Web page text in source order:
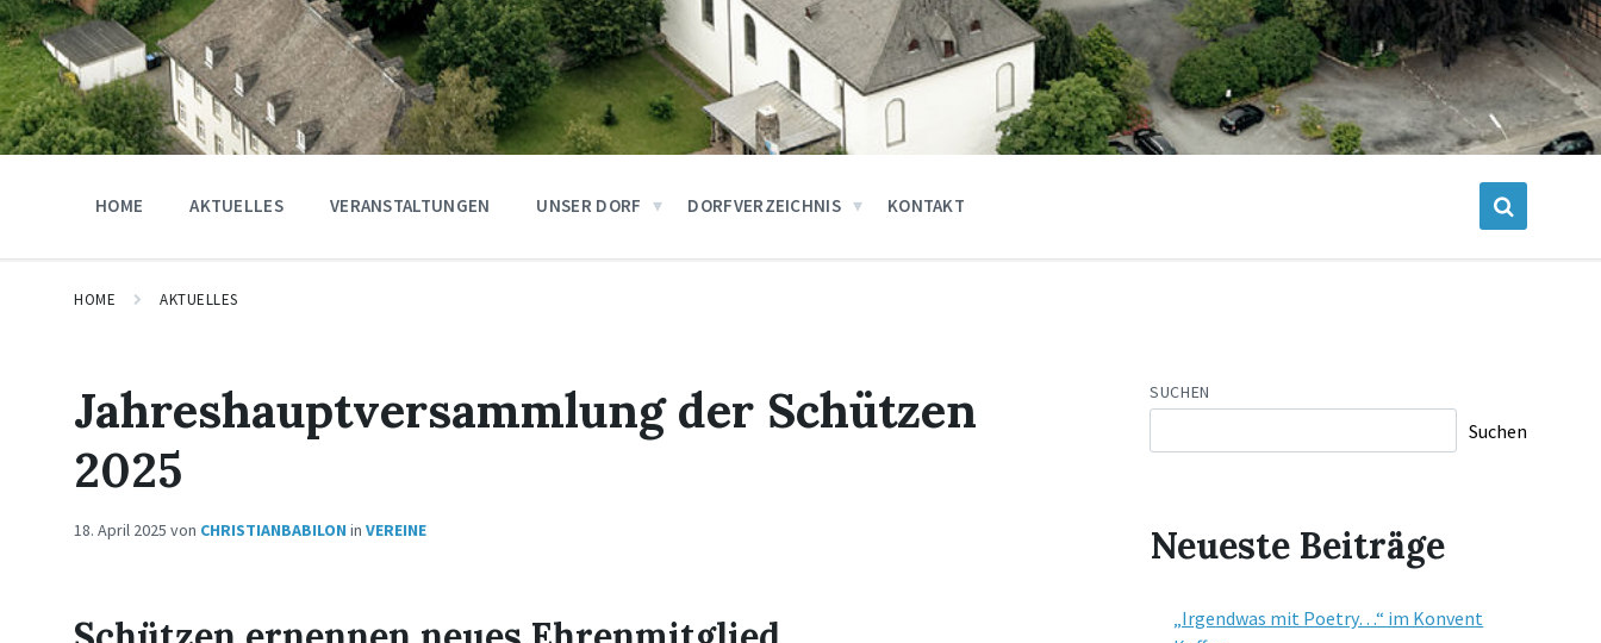
HOME AKTUELLES VERANSTALTUNGEN UNSER DORF DORFVERZEICHNIS KONTAKT
HOME AKTUELLES
Jahreshauptversammlung der Schützen
2025
18. April 2025 von CHRISTIANBABILON in VEREINE
SUCHEN
Suchen
Neueste Beiträge
„Irgendwas mit Poetry…“ im Konvent